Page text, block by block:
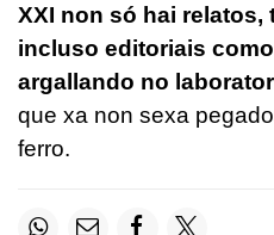
XXI non só hai relatos,
incluso editoriais
argallando no
que xa non sexa
ferro.